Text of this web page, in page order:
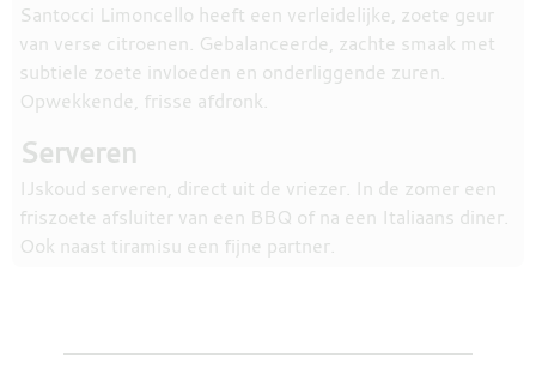
Santocci Limoncello heeft een verleidelijke, zoete geur
van verse citroenen. Gebalanceerde, zachte smaak met
subtiele zoete invloeden en onderliggende zuren.
Opwekkende, frisse afdronk.
Serveren
IJskoud serveren, direct uit de vriezer. In de zomer een
friszoete afsluiter van een BBQ of na een Italiaans diner.
Ook naast tiramisu een fijne partner.